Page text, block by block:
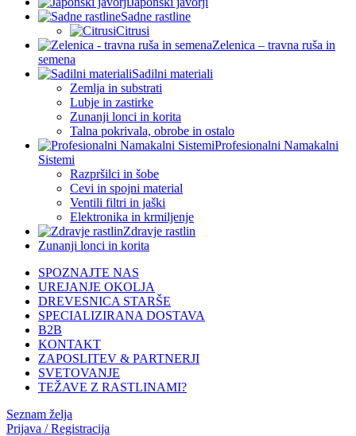
Sadne rastline
Citrusi
Zelenica – travna ruša in
semena
Sadilni materiali
Zemlja in substrati
Lubje in zastirke
Zunanji lonci in korita
Talna pokrivala, obrobe in ostalo
Profesionalni Namakalni
Sistemi
Razpršilci in šobe
Cevi in spojni material
Ventili filtri in jaški
Elektronika in krmiljenje
Zdravje rastlin
Zunanji lonci in korita
SPOZNAJTE NAS
UREJANJE OKOLJA
DREVESNICA STARŠE
SPECIALIZIRANA DOSTAVA
B2B
KONTAKT
ZAPOSLITEV & PARTNERJI
SVETOVANJE
TEŽAVE Z RASTLINAMI?
Seznam želja
Prijava / Registracija